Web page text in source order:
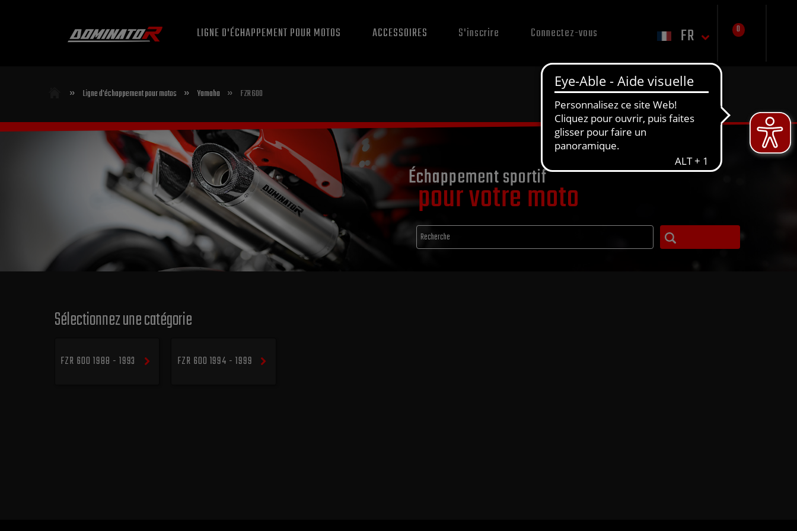
LIGNE D'ÉCHAPPEMENT POUR MOTOS ACCESSOIRES S'inscrire Connectez-vous FR 0
» Ligne d'échappement pour motos » Yamaha » FZR 600
Échappement sportif
pour votre moto
Sélectionnez une catégorie
FZR 600 1988 - 1993 FZR 600 1994 - 1999